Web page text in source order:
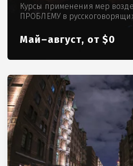
Курсы применения мер
ПРОБЛЕМУ в
Май–август, от $0